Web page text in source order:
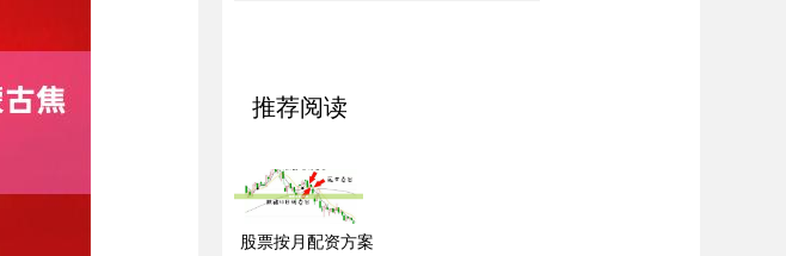
推荐阅读
股票按月配资方案